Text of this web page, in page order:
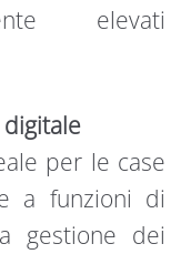
elevati
per le case
a funzioni di
gestione dei